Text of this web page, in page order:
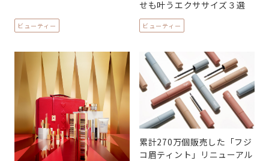
ビューティー
せも叶うエクササイズ３選
ビューティー
累計270万個販売した「フジ
コ眉ティント」リニューアル